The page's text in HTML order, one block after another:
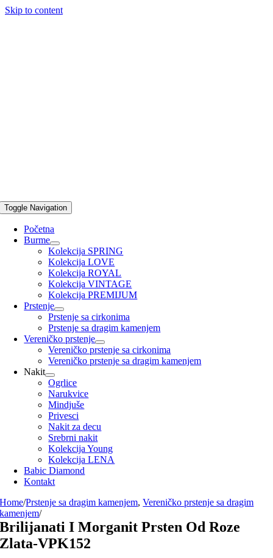
Skip to content
Toggle Navigation
Početna
Burme
Kolekcija SPRING
Kolekcija LOVE
Kolekcija ROYAL
Kolekcija VINTAGE
Kolekcija PREMIJUM
Prstenje
Prstenje sa cirkonima
Prstenje sa dragim kamenjem
Vereničko prstenje
Vereničko prstenje sa cirkonima
Vereničko prstenje sa dragim kamenjem
Nakit
Ogrlice
Narukvice
Mindjuše
Privesci
Nakit za decu
Srebrni nakit
Kolekcija Young
Kolekcija LENA
Babic Diamond
Kontakt
Home/Prstenje sa dragim kamenjem,Vereničko prstenje sa dragim
kamenjem/
Brilijanati I Morganit Prsten Od Roze
Zlata-VPK152